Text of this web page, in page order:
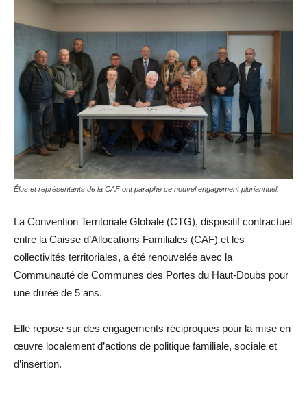
Élus et représentants de la CAF ont paraphé ce nouvel engagement pluriannuel.
La Convention Territoriale Globale (CTG), dispositif contractuel
entre la Caisse d’Allocations Familiales (CAF) et les
collectivités territoriales, a été renouvelée avec la
Communauté de Communes des Portes du Haut-Doubs pour
une durée de 5 ans.
Elle repose sur des engagements réciproques pour la mise en
œuvre localement d’actions de politique familiale, sociale et
d’insertion.